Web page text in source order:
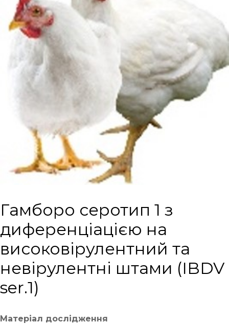
Гамборо серотип 1 з
диференціацією на
високовірулентний та
невірулентні штами (IBDV
ser.1)
Матеріал дослідження